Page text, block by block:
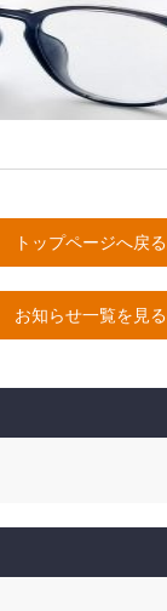
トップページへ戻る
お知らせ一覧を見る